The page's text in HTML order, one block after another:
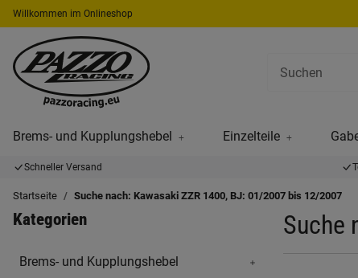
Willkommen im Onlineshop
Brems- und Kupplungshebel Einzelteile
Schneller Versand
Startseite Suche nach: Kawasaki ZZR 1400, BJ: 01/2007 bis 12/2007
Suche
Kategorien
Brems- und Kupplungshebel